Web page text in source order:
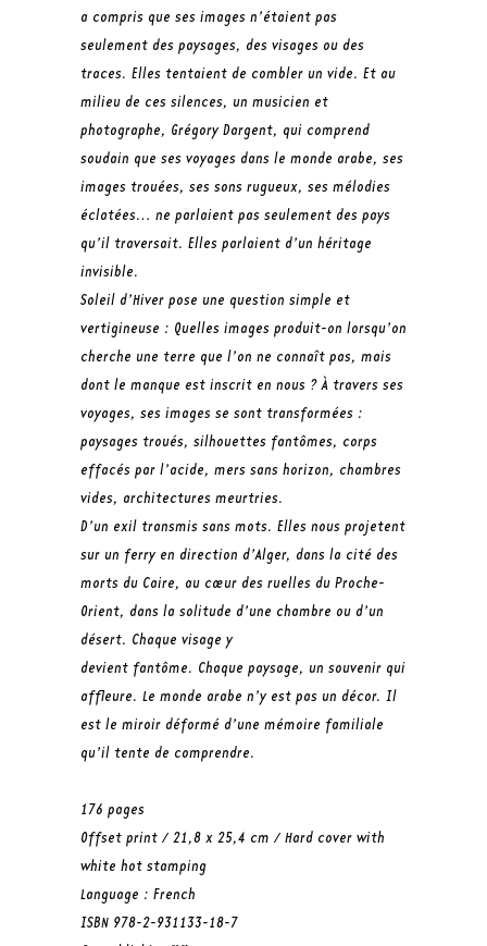
a compris que ses images n’étaient pas
seulement des paysages, des visages ou des
traces. Elles tentaient de combler un vide. Et au
milieu de ces silences, un musicien et
photographe, Grégory Dargent, qui comprend
soudain que ses voyages dans le monde arabe, ses
images trouées, ses sons rugueux, ses mélodies
éclatées… ne parlaient pas seulement des pays
qu’il traversait. Elles parlaient d’un héritage
invisible.
Soleil d’Hiver pose une question simple et
vertigineuse : Quelles images produit-on lorsqu’on
cherche une terre que l’on ne connaît pas, mais
dont le manque est inscrit en nous ? À travers ses
voyages, ses images se sont transformées :
paysages troués, silhouettes fantômes, corps
effacés par l’acide, mers sans horizon, chambres
vides, architectures meurtries.
D’un exil transmis sans mots. Elles nous projetent
sur un ferry en direction d’Alger, dans la cité des
morts du Caire, au cœur des ruelles du Proche-
Orient, dans la solitude d’une chambre ou d’un
désert. Chaque visage y
devient fantôme. Chaque paysage, un souvenir qui
affleure. Le monde arabe n’y est pas un décor. Il
est le miroir déformé d’une mémoire familiale
qu’il tente de comprendre.
176 pages
Offset print / 21,8 x 25,4 cm / Hard cover with
white hot stamping
Language : French
ISBN 978-2-931133-18-7